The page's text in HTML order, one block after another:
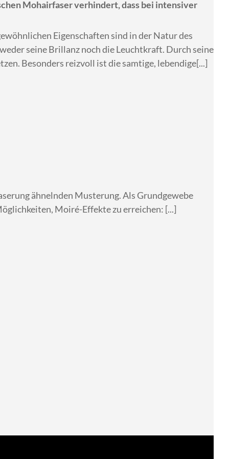
Mohairfaser verhindert, dass bei intensiver
Eigenschaften sind in der Natur des
seine Brillanz noch die Leuchtkraft. Durch seine
Besonders reizvoll ist die samtige, lebendige[...]
ähnelnden Musterung. Als Grundgewebe
Moiré-Effekte zu erreichen: [...]